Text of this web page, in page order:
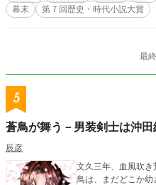
幕末
第７回歴史・時代小説大賞
最
5
蒼鳥が舞う－男装剣士は沖
辰彦
文久三年、血風吹
鳥は、まだどこか幼